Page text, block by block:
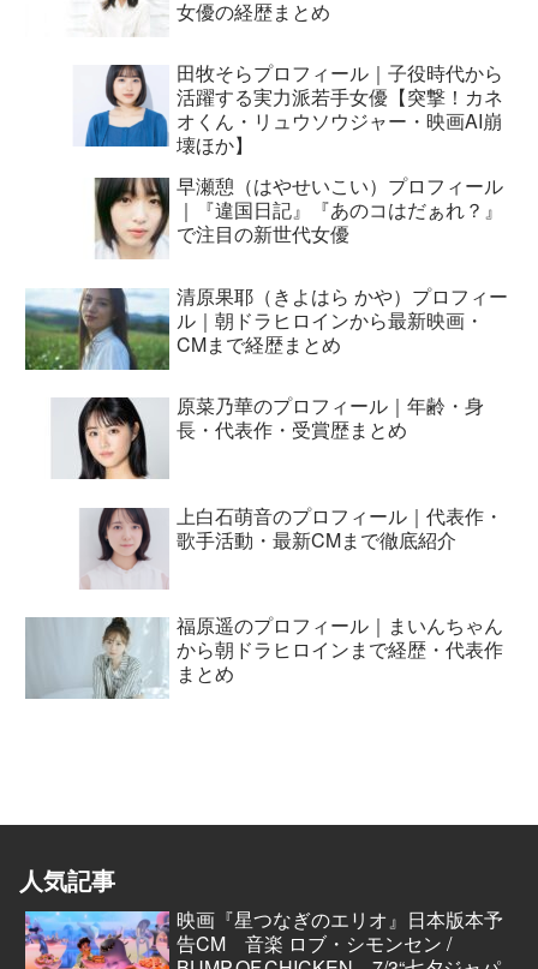
女優の経歴まとめ
田牧そらプロフィール｜子役時代から
活躍する実力派若手女優【突撃！カネ
オくん・リュウソウジャー・映画AI崩
壊ほか】
早瀬憩（はやせいこい）プロフィール
｜『違国日記』『あのコはだぁれ？』
で注目の新世代女優
清原果耶（きよはら かや）プロフィー
ル｜朝ドラヒロインから最新映画・
CMまで経歴まとめ
原菜乃華のプロフィール｜年齢・身
長・代表作・受賞歴まとめ
上白石萌音のプロフィール｜代表作・
歌手活動・最新CMまで徹底紹介
福原遥のプロフィール｜まいんちゃん
から朝ドラヒロインまで経歴・代表作
まとめ
人気記事
映画『星つなぎのエリオ』日本版本予
告CM 音楽 ロブ・シモンセン /